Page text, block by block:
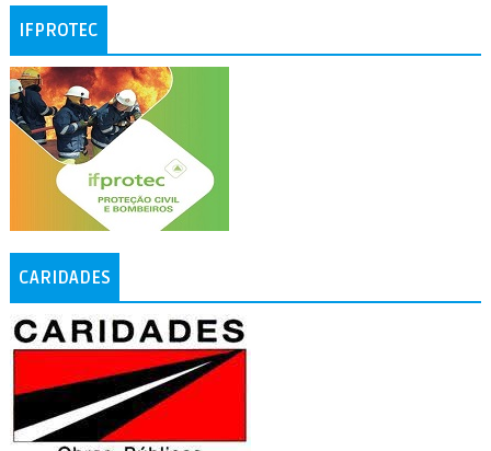
IFPROTEC
CARIDADES